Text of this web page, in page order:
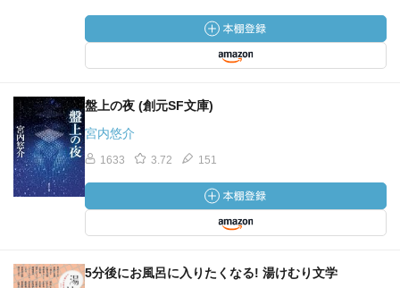
盤上の夜 (創元SF文庫)
宮内悠介
1633 3.72 151
5分後にお風呂に入りたくなる! 湯けむり文学